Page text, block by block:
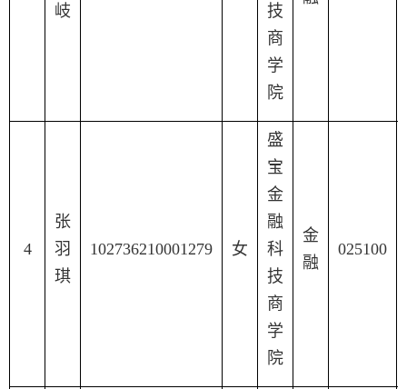
岐
技
商
学
院
4
张
羽
琪
102736210001279 女
盛
宝
金
融
科
技
商
学
院
金
融
025100